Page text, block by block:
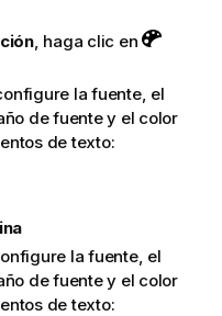
, haga clic en
la fuente, el
de fuente y el color
de texto:
la fuente, el
de fuente y el color
de texto: